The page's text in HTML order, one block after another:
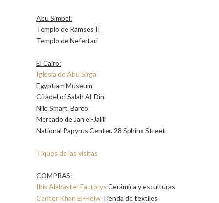
Abu Simbel:
Templo de Ramses II
Templo de Nefertari
El Cairo:
Iglesia de Abu Sirga
Egyptiam Museum
Citadel of Salah Al-Din
Nile Smart. Barco
Mercado de Jan el-Jalili
National Papyrus Center. 28 Sphinx Street
Tiques de las visitas
COMPRAS:
Ibis Alabaster Factorys Cerámica y esculturas
Center Khan El-Helw Tienda de textiles